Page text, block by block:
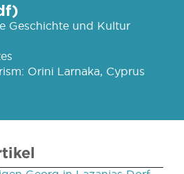
Geschichte und Kultur
Orini Larnaka, Cyprus